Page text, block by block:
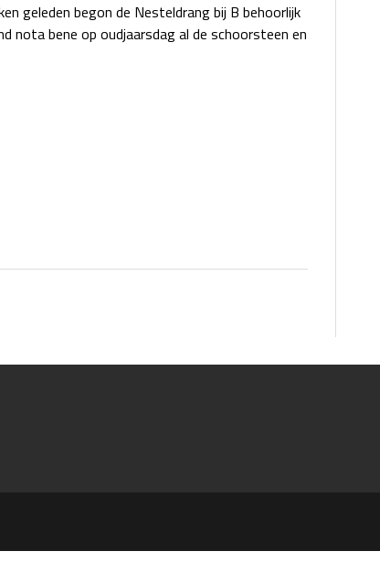
geleden begon de Nesteldrang bij B behoorlijk
nota bene op oudjaarsdag al de schoorsteen en